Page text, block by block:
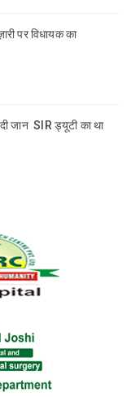
पर विधायक का
जान SIR ड्यूटी का था